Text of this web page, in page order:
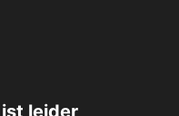
leider